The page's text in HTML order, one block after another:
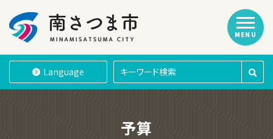
南さつま市
Language
MENU
予算